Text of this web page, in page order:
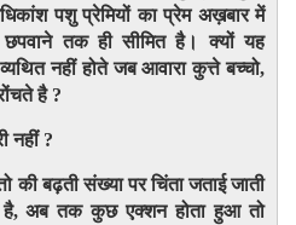
पशु प्रेमियों का प्रेम अख़बार में
तक ही सीमित है। क्यों यह
नहीं होते जब आवारा कुत्ते बच्चो,
है ?
नहीं ?
की बढ़ती संख्या पर चिंता जताई जाती
है, अब तक कुछ एक्शन होता हुआ तो